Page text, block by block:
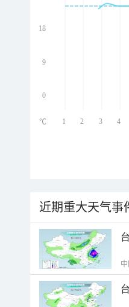
18
9
0
1 2 3 4
℃
近期重大天气事